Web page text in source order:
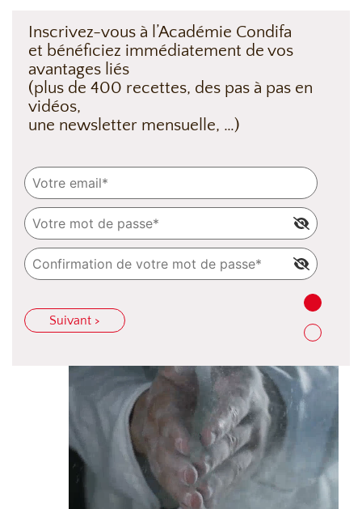
Inscrivez-vous à l’Académie Condifa
et bénéficiez immédiatement de vos
avantages liés
(plus de 400 recettes, des pas à pas en
vidéos,
une newsletter mensuelle, …)
Suivant >